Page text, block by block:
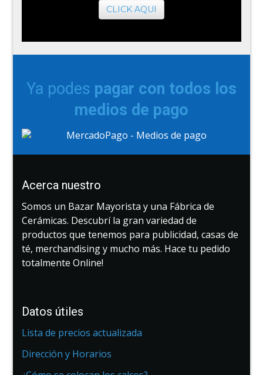
CLICK AQUI
Ya podes pagar con todos los
medios de pago
Acerca nuestro
Somos un Bazar Mayorista y una Fábrica de
Cerámicas. Descubrí la gran variedad de
productos que tenemos para publicidad, casas de
té, merchandising y mucho más. Hace tu pedido
totalmente Online!
Datos útiles
Lista de precios actualizada
Dirección y Horarios